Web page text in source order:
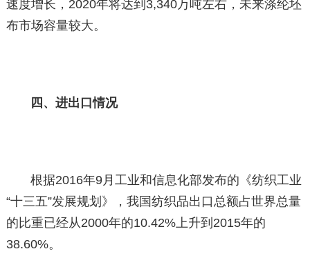
速度增长，2020年将达到3,340万吨左右，未来涤纶坯
布市场容量较大。
四、进出口情况
根据2016年9月工业和信息化部发布的《纺织工业
“十三五”发展规划》，我国纺织品出口总额占世界总量
的比重已经从2000年的10.42%上升到2015年的
38.60%。